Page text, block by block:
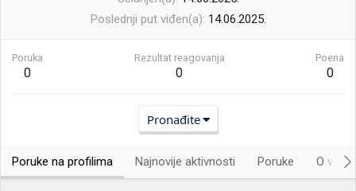
Poslednji put viđen(a) 14.06.2025.
Poruka
0
Rezultat reagovanja
0
Poena
0
Pronađite
Poruke na profilima Najnovije aktivnosti Poruke O